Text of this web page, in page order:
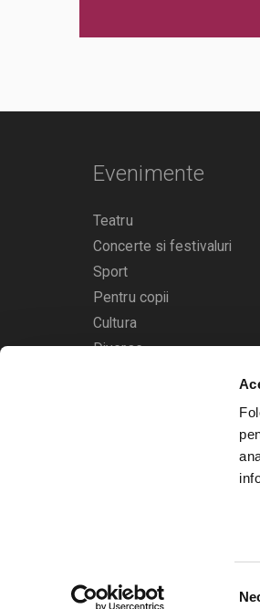
Evenimente
Teatru
Concerte si festivaluri
Sport
Pentru copii
Cultura
Diverse
Calendarul
Bilete.ro
A.N.P.C.
O.D.R.